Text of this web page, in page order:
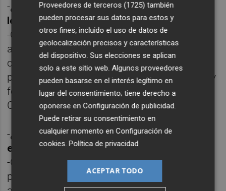
-¿Cómo cree que deberían incrementarse
los ingresos publicitarios?
-Obviamente, si lo que se ofrece es atractivo
al anunciante le interesará estar ahí. Pero
creo que también hay estrategias que
podrían explotarse mejor como la de atraer y
fomentar el mercado publicitario de la
Comunitat.
-¿Cree que la actual estructura informativa
es la adecuada?
-Creo que nada se puede objetar a la
pluralidad de los informativos. En otros
Proveedores de terceros (1725) también
pueden procesar sus datos para estos y
otros fines, incluido el uso de datos de
geolocalización precisos y características
del dispositivo. Sus elecciones se aplican
solo a este sitio web. Algunos proveedores
pueden basarse en el interés legítimo en
lugar del consentimiento; tiene derecho a
oponerse enConfiguración de publicidad.
Puede retirar su consentimiento en
cualquier momento enConfiguración de
cookies.Política de privacidad
ACEPTAR TODO